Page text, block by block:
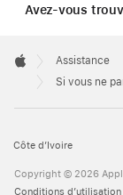
Avez-vous
Footer

Apple
Assistance
Si vous ne
Côte d’Ivoire
Copyright © 2026
Conditions d’utilisation